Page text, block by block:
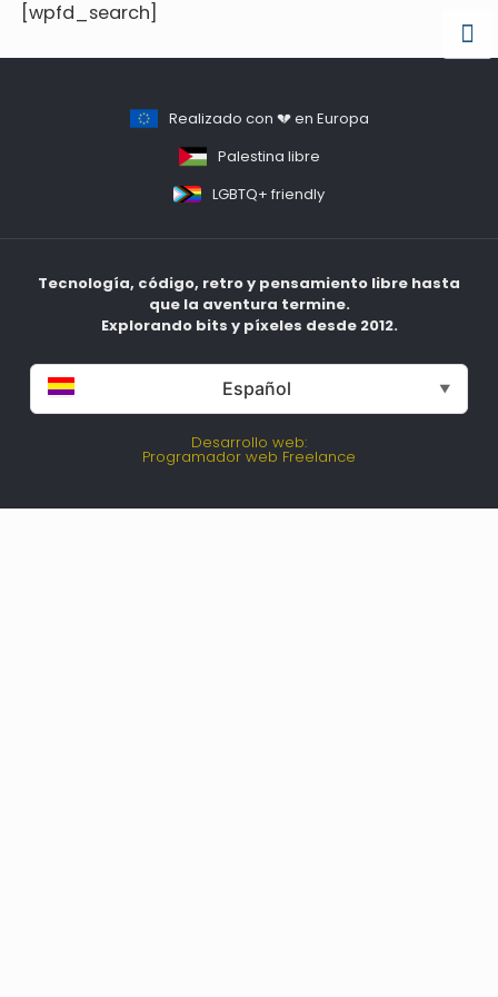
[wpfd_search]
Realizado con 💔 en Europa
Palestina libre
LGBTQ+ friendly
Tecnología, código, retro y pensamiento libre hasta
que la aventura termine.
Explorando bits y píxeles desde 2012.
Español ▼
Desarrollo web:
Programador web Freelance